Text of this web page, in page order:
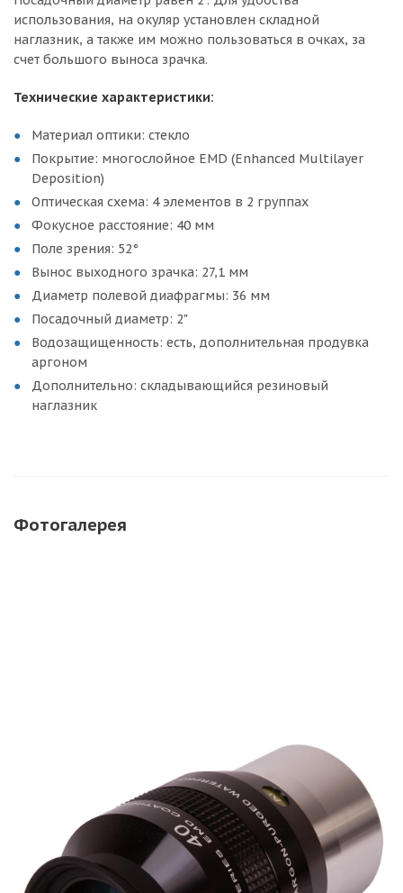
использования, на окуляр установлен складной
наглазник, а также им можно пользоваться в очках, за
счет большого выноса зрачка.
Технические характеристики:
Материал оптики: стекло
Покрытие: многослойное EMD (Enhanced Multilayer
Deposition)
Оптическая схема: 4 элементов в 2 группах
Фокусное расстояние: 40 мм
Поле зрения: 52°
Вынос выходного зрачка: 27,1 мм
Диаметр полевой диафрагмы: 36 мм
Посадочный диаметр: 2"
Водозащищенность: есть, дополнительная продувка
аргоном
Дополнительно: складывающийся резиновый
наглазник
Фотогалерея